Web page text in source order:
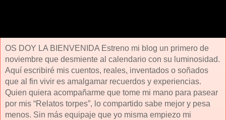
OS DOY LA BIENVENIDA Estreno mi blog un primero de
noviembre que desmiente al calendario con su luminosidad.
Aquí escribiré mis cuentos, reales, inventados o soñados
que al fin vivir es amalgamar recuerdos y experiencias.
Quien quiera acompañarme que tome mi mano para pasear
por mis “Relatos torpes”, lo compartido sabe mejor y pesa
menos. Sin más equipaje que yo misma empiezo mi